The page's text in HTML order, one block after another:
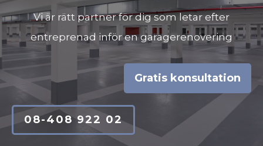
Vi är rätt partner för dig som letar efter
entreprenad inför en garagerenovering
Gratis konsultation
08-408 922 02